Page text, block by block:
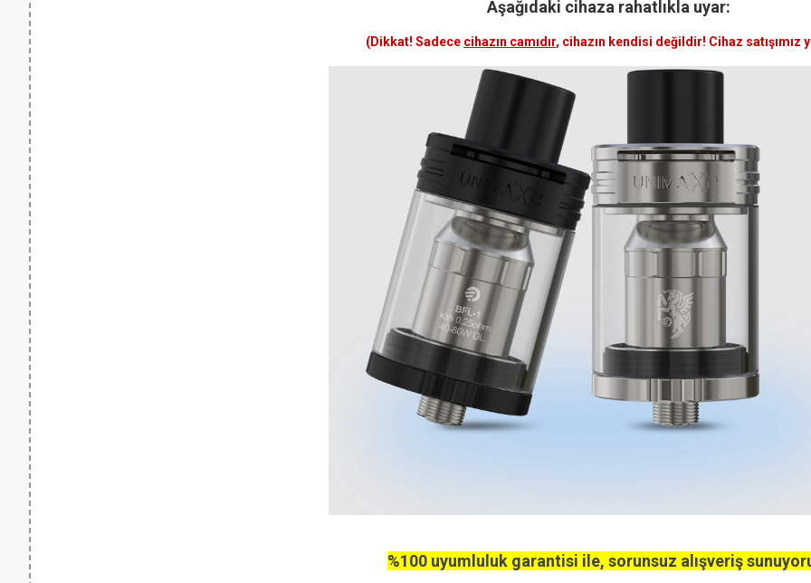
Aşağıdaki cihaza rahatlıkla uyar:
(Dikkat! Sadece cihazın camıdır, cihazın kendisi değildir! Cihaz satışımız
%100 uyumluluk garantisi ile, sorunsuz alışveriş